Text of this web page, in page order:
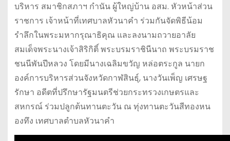
บริหาร สมาชิกสภาฯ กำนัน ผู้ใหญ่บ้าน อสม. หัวหน้าส่วน
ราชการ เจ้าหน้าที่เทศบาลหัวนาคำ ร่วมกันจัดพิธีน้อม
รำลึกในพระมหากรุณาธิคุณ และลงนามถวายอาลัย
สมเด็จพระนางเจ้าสิริกิติ์ พระบรมราชินีนาถ พระบรมราช
ชนนีพันปีหลวง โดยมีนางเฉลิมขวัญ หล่อตระกูล นายก
องค์การบริหารส่วนจังหวัดกาฬสินธุ์, นางวันเพ็ญ เศรษฐ
รักษา อดีตที่ปรึกษารัฐมนตรีช่วยกระทรวงเกษตรและ
สหกรณ์ ร่วมปลูกต้นทานตะวัน ณ ทุ่งทานตะวันสีทองหน
องทึง เทศบาลตำบลหัวนาคำ